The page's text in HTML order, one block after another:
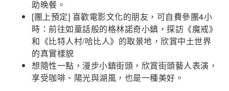
助晚餐。
[團上預定] 喜歡電影文化的朋友，可自費參團4小
時：前往如童話般的格林諾奇小鎮，探訪《魔戒》
和《比特人村/哈比人》的取景地，欣賞中土世界
的真實樣貌
想隨性一點，漫步小鎮街頭，欣賞街頭藝人表演，
享受咖啡、陽光與湖風，也是一種美好。